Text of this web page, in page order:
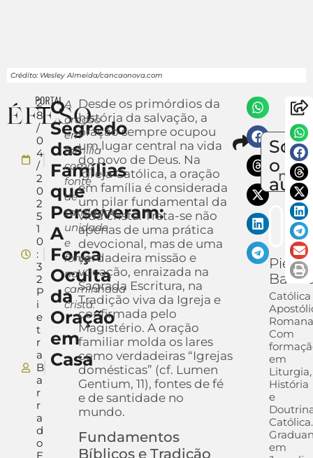
Crédito: Wesley Almeida/cancaonova.com
2
8
/
0
4
/
2
0
2
5
1
0
:
3
2
P
i
e
t
r
a
B
a
r
r
a
d
o
O
Segredo
das
Famílias
que
Perseveram:
A
Força
Oculta
da
Oração
em
Casa
A
oração
em
família
como
fonte
de
santidade,
unidade
e
força
na
caminhada
cristã.
Desde os primórdios da
história da salvação, a
oração sempre ocupou
um lugar central na vida
do povo de Deus. Na
Igreja Católica, a oração
em família é considerada
um pilar fundamental da
vida cristã. Trata-se não
apenas de uma prática
devocional, mas de uma
verdadeira missão e
vocação, enraizada na
Sagrada Escritura, na
Tradição viva da Igreja e
confirmada pelo
Magistério. A oração
familiar molda os lares
como verdadeiras “Igrejas
domésticas” (cf. Lumen
Gentium, 11), fontes de fé
e de santidade no
mundo.
Fundamentos
Bíblicos e Tradição
o
Pietra
Católica
Com
em
Liturgia,
História
e
Católica.
em